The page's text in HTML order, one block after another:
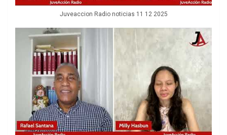
Juveaccion Radio noticias 11 12 2025